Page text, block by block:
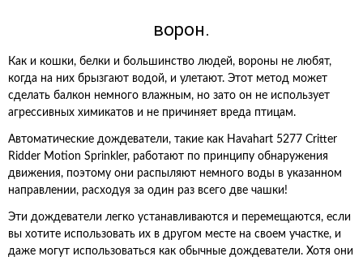
ворон.
Как и кошки, белки и большинство людей, вороны не любят,
когда на них брызгают водой, и улетают. Этот метод может
сделать балкон немного влажным, но зато он не использует
агрессивных химикатов и не причиняет вреда птицам.
Автоматические дождеватели, такие как Havahart 5277 Critter
Ridder Motion Sprinkler, работают по принципу обнаружения
движения, поэтому они распыляют немного воды в указанном
направлении, расходуя за один раз всего две чашки!
Эти дождеватели легко устанавливаются и перемещаются, если
вы хотите использовать их в другом месте на своем участке, и
даже могут использоваться как обычные дождеватели. Хотя они